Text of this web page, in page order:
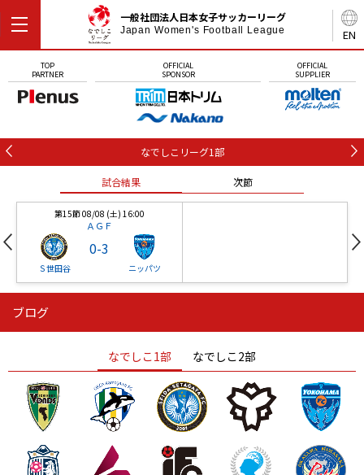
EN
一般社団法人日本女子サッカーリーグ
Japan Women's Football League
TOP
PARTNER
OFFICIAL
SPONSOR
OFFICIAL
SUPPLIER
なでしこリーグ1部
試合結果 次節
第15節 08/08 (土) 16:00
ＡＧＦ
Ｓ世田谷
0-3
ニッパツ
ニッパツ
ニッパツ 名古屋
石人の星
静岡 愛媛Ｌ
ブログ
なでしこ1部 なでしこ2部